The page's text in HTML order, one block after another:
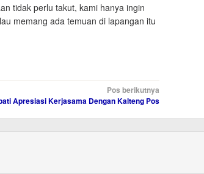
tidak perlu takut, kami hanya ingin
memang ada temuan di lapangan itu
Pos berikutnya
Apresiasi Kerjasama Dengan Kalteng Pos